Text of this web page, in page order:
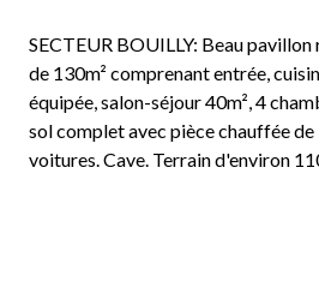
SECTEUR BOUILLY: Beau
de 130m² comprenant entrée,
équipée, salon-séjour 40m², 4
sol complet avec pièce chauffée de
voitures. Cave. Terrain d'environ